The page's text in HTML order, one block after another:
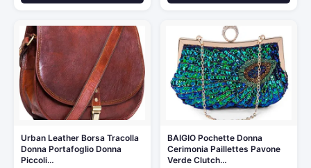
Urban Leather Borsa Tracolla
Donna Portafoglio Donna
Piccoli…
BAIGIO Pochette Donna
Cerimonia Paillettes Pavone
Verde Clutch…